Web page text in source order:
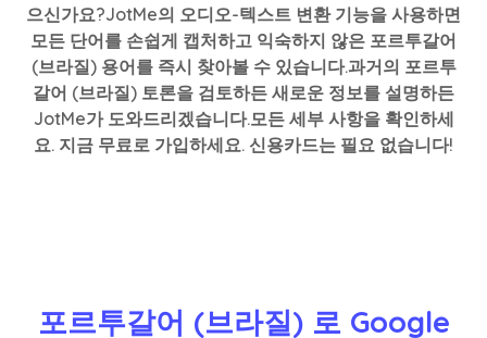
으신가요?JotMe의 오디오-텍스트 변환 기능을 사용하면
모든 단어를 손쉽게 캡처하고 익숙하지 않은 포르투갈어
(브라질) 용어를 즉시 찾아볼 수 있습니다.과거의 포르투
갈어 (브라질) 토론을 검토하든 새로운 정보를 설명하든
JotMe가 도와드리겠습니다.모든 세부 사항을 확인하세
요. 지금 무료로 가입하세요. 신용카드는 필요 없습니다!
포르투갈어 (브라질) 로 Google